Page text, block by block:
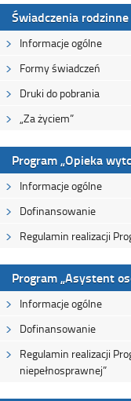
Świadczenia rodzinne
Informacje ogólne
Formy świadczeń
Druki do pobrania
„Za życiem”
Program „Opieka
Informacje ogólne
Dofinansowanie
Regulamin realizacji
Program „Asystent
Informacje ogólne
Dofinansowanie
Regulamin realizacji
niepełnosprawnej”